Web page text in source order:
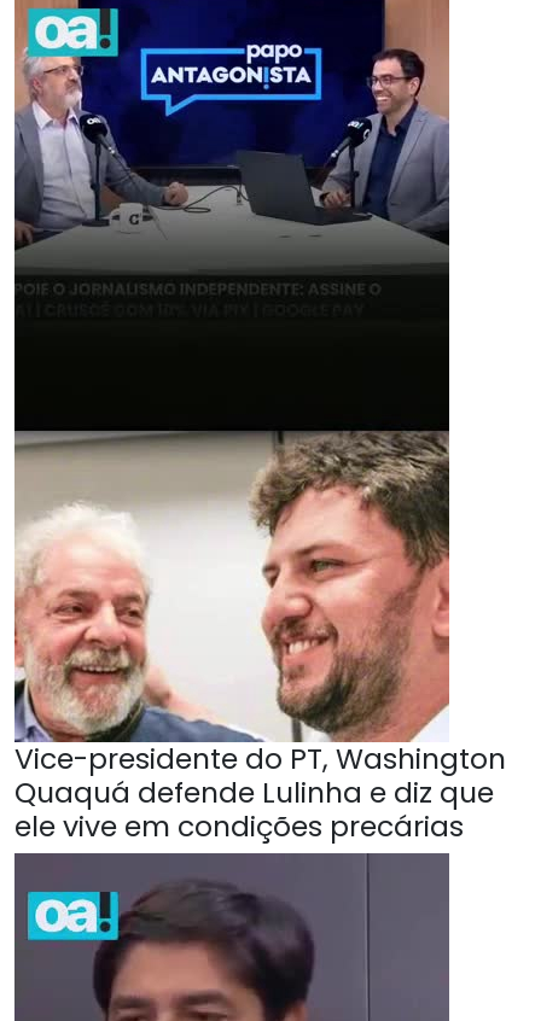
Vice-presidente do PT, Washington
Quaquá defende Lulinha e diz que
ele vive em condições precárias